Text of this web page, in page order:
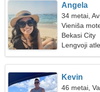
Angela
34 metai,
Vieniša
Bekasi City
Lengvoji
Kevin
46 metai,